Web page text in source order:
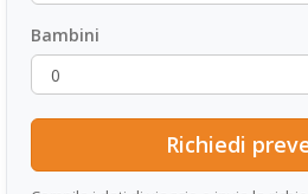
Bambini